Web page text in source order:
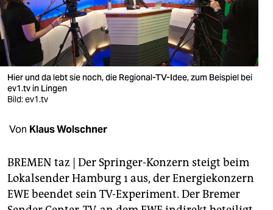
wahrheit
verlag
verlag
veranstaltungen
unterstützen
abo
Hier und da lebt sie noch, die Regional-TV-Idee, zum Beispiel bei
ev1.tv in Lingen
Bild: ev1.tv
Von Klaus Wolschner
BREMEN taz | Der Springer-Konzern steigt beim
Lokalsender Hamburg 1 aus, der Energiekonzern
EWE beendet sein TV-Experiment. Der Bremer